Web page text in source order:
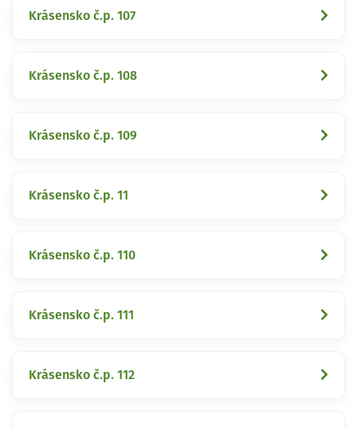
Krásensko č.p. 107
Krásensko č.p. 108
Krásensko č.p. 109
Krásensko č.p. 11
Krásensko č.p. 110
Krásensko č.p. 111
Krásensko č.p. 112